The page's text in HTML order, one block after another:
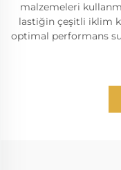
malzemeleri
lastiğin çeşitli iklim
optimal performans